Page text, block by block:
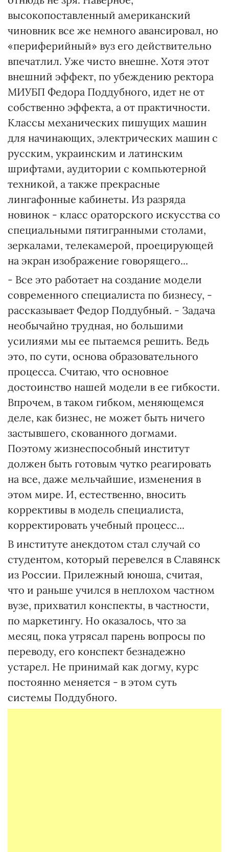
высокопоставленный американский
чиновник все же немного авансировал, но
«периферийный» вуз его действительно
впечатлил. Уже чисто внешне. Хотя этот
внешний эффект, по убеждению ректора
МИУБП Федора Поддубного, идет не от
собственно эффекта, а от практичности.
Классы механических пишущих машин
для начинающих, электрических машин с
русским, украинским и латинским
шрифтами, аудитории с компьютерной
техникой, а также прекрасные
лингафонные кабинеты. Из разряда
новинок - класс ораторского искусства со
специальными пятигранными столами,
зеркалами, телекамерой, проецирующей
на экран изображение говорящего...
- Все это работает на создание модели
современного специалиста по бизнесу, -
рассказывает Федор Поддубный. - Задача
необычайно трудная, но большими
усилиями мы ее пытаемся решить. Ведь
это, по сути, основа образовательного
процесса. Считаю, что основное
достоинство нашей модели в ее гибкости.
Впрочем, в таком гибком, меняющемся
деле, как бизнес, не может быть ничего
застывшего, скованного догмами.
Поэтому жизнеспособный институт
должен быть готовым чутко реагировать
на все, даже мельчайшие, изменения в
этом мире. И, естественно, вносить
коррективы в модель специалиста,
корректировать учебный процесс...
В институте анекдотом стал случай со
студентом, который перевелся в Славянск
из России. Прилежный юноша, считая,
что и раньше учился в неплохом частном
вузе, прихватил конспекты, в частности,
по маркетингу. Но оказалось, что за
месяц, пока утрясал парень вопросы по
переводу, его конспект безнадежно
устарел. Не принимай как догму, курс
постоянно меняется - в этом суть
системы Поддубного.